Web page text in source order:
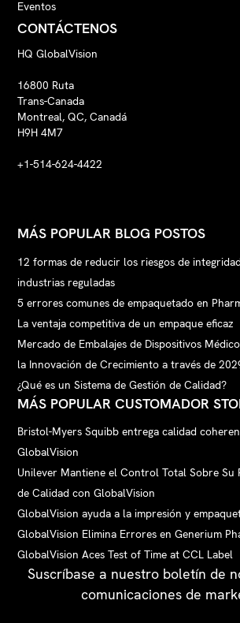
Eventos
CONTÁCTENOS
HQ GlobalVision
16800 Ruta
Trans-Canada
Montreal, QC, Canadá
H9H 4M7
+1-514-624-4422
MÁS POPULAR BLOG POSTOS
12 formas de reducir los riesgos de
industrias reguladas
5 errores comunes de empaquetado en
La ventaja competitiva de un empaque eficaz
Mercado de Embalajes de Dispositivos
la Innovación de Crecimiento a través de
¿Qué es un Sistema de Gestión de Calidad?
MÁS POPULAR CUSTOMADOR
Bristol-Myers Squibb entrega calidad
GlobalVision
Unilever Mantiene el Control Total Sobre Su
de Calidad con GlobalVision
GlobalVision ayuda a la impresión y
GlobalVision Elimina Errores en Generium
GlobalVision Aces Test of Time at CCL Label
Suscríbase a nuestro boletín de
comunicaciones de